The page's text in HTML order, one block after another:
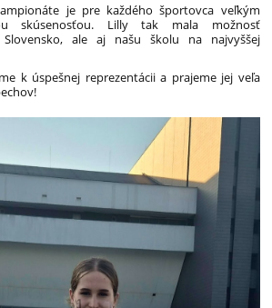
je pre každého športovca veľkým
skúsenosťou. Lilly tak mala možnosť
Slovensko, ale aj našu školu na najvyššej
k úspešnej reprezentácii a prajeme jej veľa